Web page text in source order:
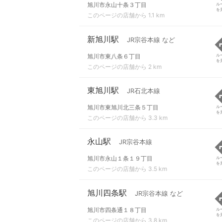
旭川市永山十条３丁目
このページの店舗から 1.1 km
ル
を
新旭川駅 JR宗谷本線 など
旭川市東八条６丁目
このページの店舗から 2 km
ル
を
東旭川駅 JR石北本線
旭川市東旭川北三条５丁目
このページの店舗から 3.3 km
ル
を
永山駅 JR宗谷本線
旭川市永山１条１９丁目
このページの店舗から 3.5 km
ル
を
旭川四条駅 JR宗谷本線 など
旭川市四条通１８丁目
このページの店舗から 3.8 km
ル
を